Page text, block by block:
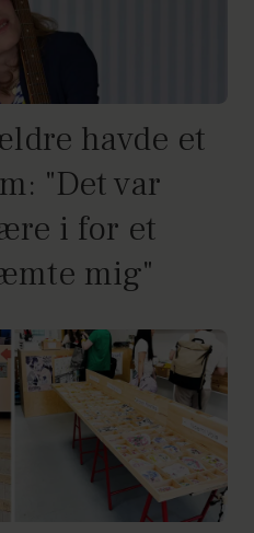
havde et
"Det var
i for et
mig"